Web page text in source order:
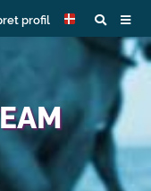
profil